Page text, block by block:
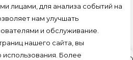
лицами, для анализа событий на
нам улучшать
и обслуживание.
нашего сайта, вы
использования. Более
наименование
права и прав на
защищены российским
соглашениями об
далее